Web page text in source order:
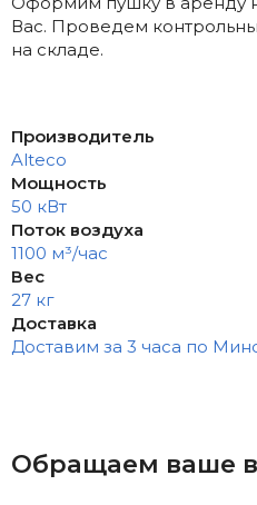
Вас. Проведем
на складе.
Производитель
Alteco
Мощность
50 кВт
Поток воздуха
1100 м³/час
Вес
27 кг
Доставка
Доставим за 3 часа по
Обращаем ваше